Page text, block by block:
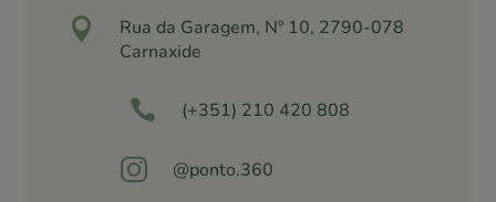

Rua da Garagem, Nº 10, 2790-078
Carnaxide
 (+351) 210 420 808
 @ponto.360